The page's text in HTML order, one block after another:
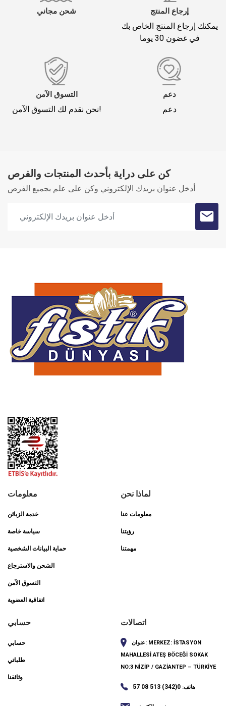
تعليقك (1500)
Oylama
شحن مجاني إرجاع المنتج
يمكنك إرجاع المنتج الخاص بك
في غضون 30 يوما
التسوق الآمن
نحن نقدم لك التسوق الآمن!
دعم
دعم
كن على دراية بأحدث المنتجات والفرص
أدخل عنوان بريدك الإلكتروني وكن على علم بجميع الفرص
معلومات
خدمة الزبائن
سياسة خاصة
حماية البيانات الشخصية
الشحن والاسترجاع
التسوق الآمن
اتفاقية العضوية
لماذا نحن
معلومات عنا
رؤيتنا
مهمتنا
حسابي
حسابي
طلباتي
وثائقنا
اتصالات
عنوان: MERKEZ: İSTASYON
MAHALLESİ ATEŞ BÖCEĞİ SOKAK
NO:3 NİZİP / GAZİANTEP – TÜRKİYE
هاتف: 0(342) 513 08 57